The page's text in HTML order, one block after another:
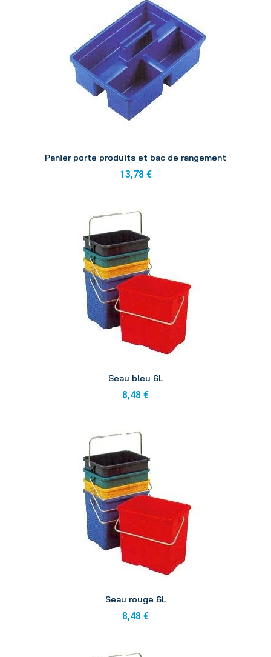
Panier porte produits et bac de rangement
13,78 €
Seau bleu 6L
8,48 €
Seau rouge 6L
8,48 €